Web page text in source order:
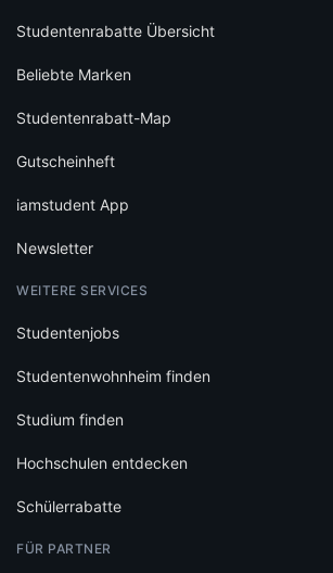
Studentenrabatte Übersicht
Beliebte Marken
Studentenrabatt-Map
Gutscheinheft
iamstudent App
Newsletter
WEITERE SERVICES
Studentenjobs
Studentenwohnheim finden
Studium finden
Hochschulen entdecken
Schülerrabatte
FÜR PARTNER